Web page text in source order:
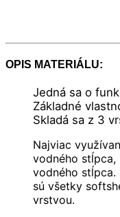
OPIS MATERIÁLU:
Jedná sa o
Základné
Skladá sa z 3
Najviac
vodného stĺpca,
vodného stĺpca.
sú všetky
vrstvou.